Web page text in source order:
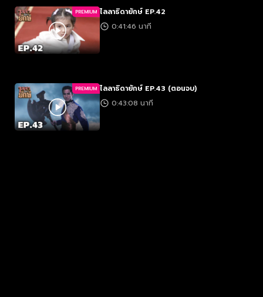
PREMIUM ไลลาธิดายักษ์ EP.42
0:41:46 นาที
PREMIUM ไลลาธิดายักษ์ EP.43 (ตอนจบ)
0:43:08 นาที